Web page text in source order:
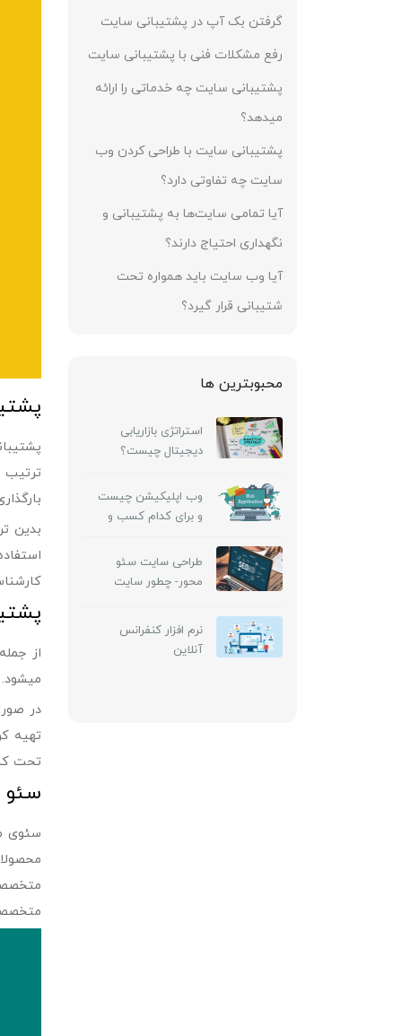
گرفتن بک آپ در پشتیبانی سایت
رفع مشکلات فنی با پشتیبانی سایت
پشتیبانی سایت چه خدماتی را ارائه
می‎دهد؟
پشتیبانی سایت با طراحی کردن وب
سایت چه تفاوتی دارد؟
آیا تمامی سایت‌ها به پشتیبانی و
نگهداری احتیاج دارند؟
آیا وب سایت باید همواره تحت
شتیبانی قرار گیرد؟
محبوبترین ها
استراتژی بازاریابی
دیجیتال چیست؟
وب اپلیکیشن چیست
و برای کدام کسب و
طراحی سایت سئو
محور- چطور سایت
ابتدا برای گوگل بهینه
باشد؟؟
نرم افزار کنفرانس
آنلاین
ترتیب
بدین
از
در
تهیه
تحت
سئوی